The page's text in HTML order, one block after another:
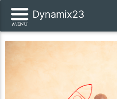
Dynamix23